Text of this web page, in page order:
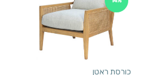
כורסת ראטן